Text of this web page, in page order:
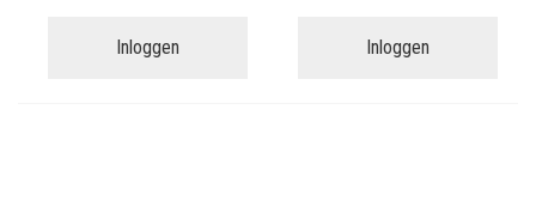
Inloggen Inloggen